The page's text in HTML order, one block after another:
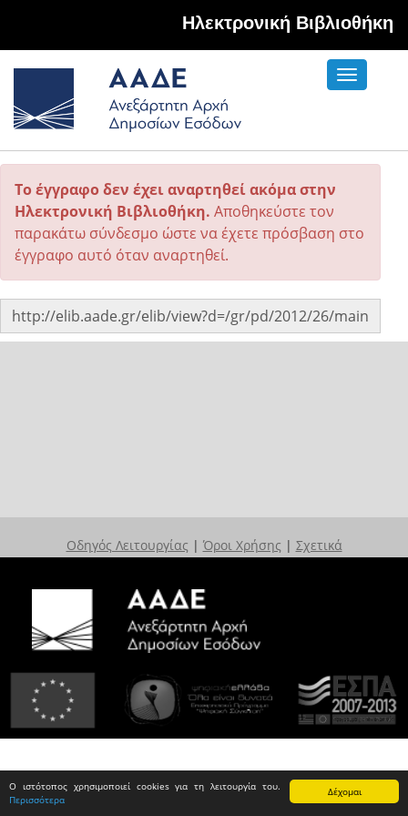
Δέχομαι
Ο ιστότοπος χρησιμοποιεί cookies για τη λειτουργία του.
Περισσότερα
Hλεκτρονική Βιβλιοθήκη
Toggle
Το έγγραφο δεν έχει αναρτηθεί ακόμα στην
Ηλεκτρονική Βιβλιοθήκη. Αποθηκεύστε τον
παρακάτω σύνδεσμο ώστε να έχετε πρόσβαση στο
έγγραφο αυτό όταν αναρτηθεί.
Οδηγός Λειτουργίας | Όροι Χρήσης | Σχετικά